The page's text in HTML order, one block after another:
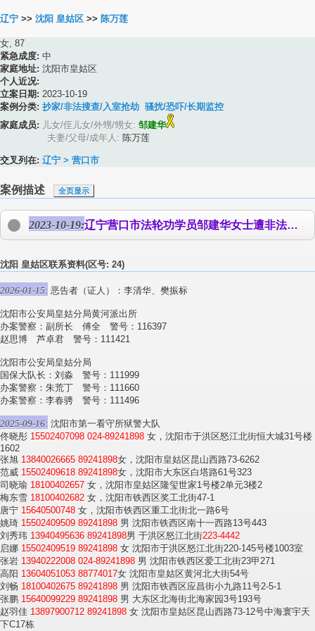
辽宁 >> 沈阳 皇姑区 >> 陈万莲
女, 87
紧急成度: 中
家庭地址: 沈阳市皇姑区
个人近况:
立案日期: 2023-10-19
案例分类: 抄家/非法搜查/入室抢劫 骚扰/恐吓/长期监控
家庭成员: 儿女/侄儿女/外甥/甥女: 邹建华
夫妻/父母/成年人: 陈万莲
交叉列在: 辽宁 > 营口市
案例描述 全页显示
2023-10-19:辽宁营口市法轮功学员邹建华女士遭非法判18个月 辽宁省营口市今年66岁的法轮功学员邹建华女士二零二三年七月六日被辽中市法院非法判刑十八个月，非法罚金两万元。邹建华已上诉。目前她被非法关押在沈阳第一看守所。 邹建华一九五七年三月七日出生，家住辽宁省营口市站前区。二零二三年一月三十日，邹建华在沈阳市皇姑区母亲的家中被警察绑架。据悉，当时警察不容分说就把人带走，并抢走电脑、打印机等私人物品。 邹建华
沈阳 皇姑区联系资料(区号: 24)
2026-01-15: 恶告者（证人）：李清华、樊振标
沈阳市公安局皇姑分局黄河派出所
办案警察：副所长 傅全 警号：116397
赵思博 芦卓君 警号：111421
沈阳市公安局皇姑分局
国保大队长：刘淼 警号：111999
办案警察：朱荒丁 警号：111660
办案警察：李春骋 警号：111496
2025-09-16: 沈阳市第一看守所狱警大队
佟晓彤 15502407098 024-89241898 女，沈阳市于洪区怒江北街恒大城31号楼
1602
张旭 13840026665 89241898女，沈阳市皇姑区昆山西路73-6262
范威 15502409618 89241898女，沈阳市大东区白塔路61号323
司晓瑜 18100402657 女，沈阳市皇姑区隆玺世家1号楼2单元3楼2
梅东雪 18100402682 女，沈阳市铁西区奖工北街47-1
唐宁 15640500748 女，沈阳市铁西区重工北街北一路6号
姚琦 15502409509 89241898 男 沈阳市铁西区南十一西路13号443
刘秀玮 13940495636 89241898男 于洪区怒江北街223-4442
启娜 15502409519 89241898 女 沈阳市于洪区怒江北街220-145号楼1003室
张岩 13940222008 024-89241898 男 沈阳市铁西区爱工北街23甲271
高阳 13604051053 88774017女 沈阳市皇姑区黄河北大街54号
刘畅 18100402675 89241898 男 沈阳市铁西区应昌街小九路11号2-5-1
张鹏 15640099229 89241898 男 大东区北海街北海家园3号193号
赵羽佳 13897900712 89241898 女 沈阳市皇姑区昆山西路73-12号中海寰宇天
下C17栋